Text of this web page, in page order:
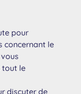
pour
concernant le
tout le
discuter de